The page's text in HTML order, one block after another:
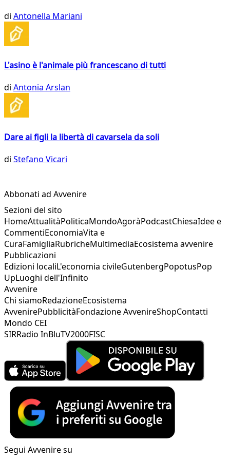
di Antonella Mariani
L'asino è l'animale più francescano di tutti
di Antonia Arslan
Dare ai figli la libertà di cavarsela da soli
di Stefano Vicari
Abbonati ad Avvenire
Sezioni del sito
HomeAttualitàPoliticaMondoAgoràPodcastChiesaIdee e
CommentiEconomiaVita e
CuraFamigliaRubricheMultimediaEcosistema avvenire
Pubblicazioni
Edizioni localiL'economia civileGutenbergPopotusPop
UpLuoghi dell'Infinito
Avvenire
Chi siamoRedazioneEcosistema
AvvenirePubblicitàFondazione AvvenireShopContatti
Mondo CEI
SIRRadio InBluTV2000FISC
Segui Avvenire su